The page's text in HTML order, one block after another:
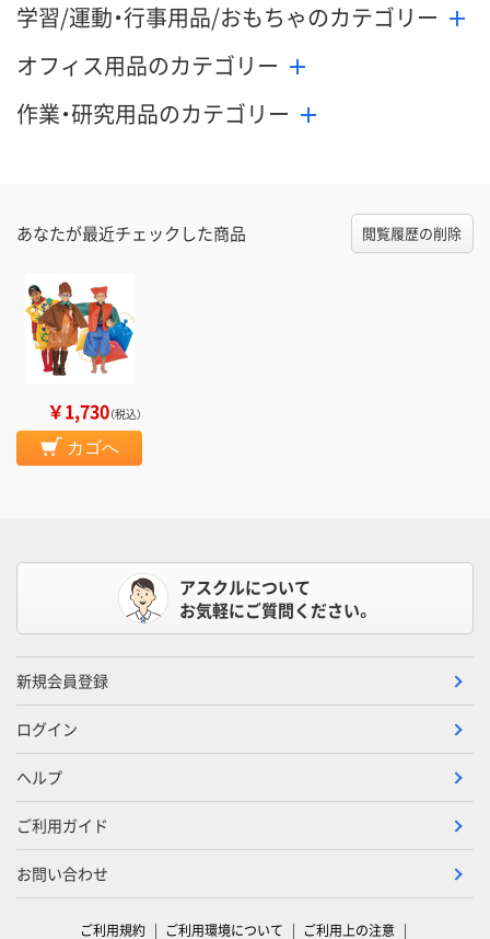
学習/運動・行事用品/おもちゃのカテゴリー
オフィス用品のカテゴリー
作業・研究用品のカテゴリー
あなたが最近チェックした商品 閲覧履歴の削除
￥1,730（税込）
カゴへ
アスクルについて
お気軽にご質問ください。
新規会員登録
ログイン
ヘルプ
ご利用ガイド
お問い合わせ
ご利用規約 ご利用環境について ご利用上の注意